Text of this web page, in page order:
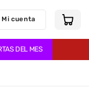
Mi cuenta
DEL MES